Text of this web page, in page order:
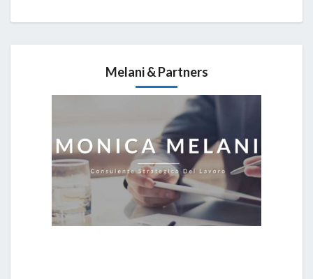
Melani & Partners